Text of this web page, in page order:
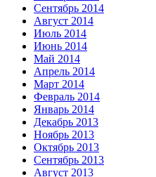
Сентябрь 2014
Август 2014
Июль 2014
Июнь 2014
Май 2014
Апрель 2014
Март 2014
Февраль 2014
Январь 2014
Декабрь 2013
Ноябрь 2013
Октябрь 2013
Сентябрь 2013
Август 2013